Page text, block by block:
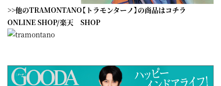
>>他のTRAMONTANO【トラモンターノ】の商品はコチラ
ONLINE SHOP/楽天 SHOP